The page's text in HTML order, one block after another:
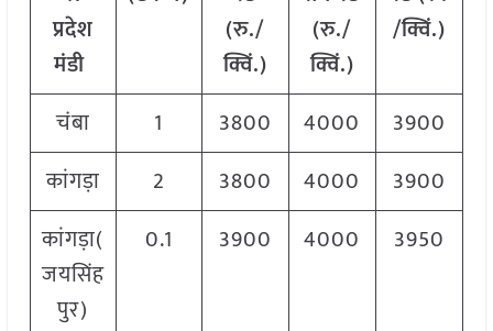
प्रदेश
मंडी
(रु./
क्विं.)
(रु./
क्विं.)
/क्विं.)
चंबा 1 3800 4000
3900
कांगड़ा
2 3800 4000
3900
कांगड़ा(
जयसिंह
पुर)
0.1 3900 4000 3950